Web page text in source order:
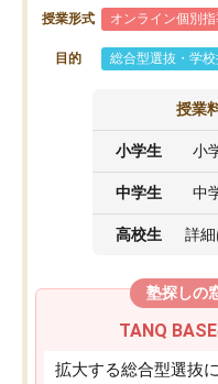
授業形式 オンライン個別
目的 総合型選抜・学
授業
小学生 小
中学生 中
高校生 詳
塾探しの
TANQ
拡大する総合型選抜